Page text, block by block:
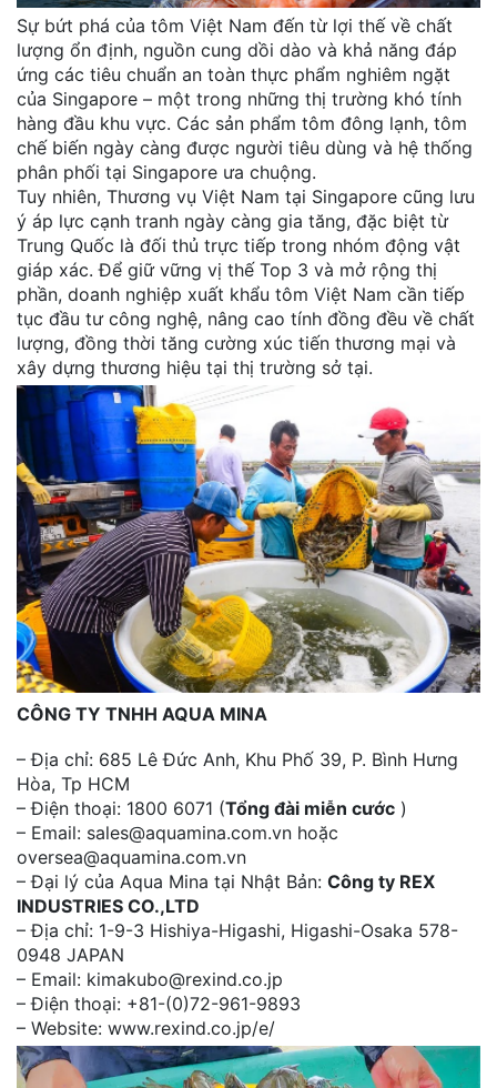
Sự bứt phá của tôm Việt Nam đến từ lợi thế về chất
lượng ổn định, nguồn cung dồi dào và khả năng đáp
ứng các tiêu chuẩn an toàn thực phẩm nghiêm ngặt
của Singapore – một trong những thị trường khó tính
hàng đầu khu vực. Các sản phẩm tôm đông lạnh, tôm
chế biến ngày càng được người tiêu dùng và hệ thống
phân phối tại Singapore ưa chuộng.
Tuy nhiên, Thương vụ Việt Nam tại Singapore cũng lưu
ý áp lực cạnh tranh ngày càng gia tăng, đặc biệt từ
Trung Quốc là đối thủ trực tiếp trong nhóm động vật
giáp xác. Để giữ vững vị thế Top 3 và mở rộng thị
phần, doanh nghiệp xuất khẩu tôm Việt Nam cần tiếp
tục đầu tư công nghệ, nâng cao tính đồng đều về chất
lượng, đồng thời tăng cường xúc tiến thương mại và
xây dựng thương hiệu tại thị trường sở tại.
CÔNG TY TNHH AQUA MINA
– Địa chỉ: 685 Lê Đức Anh, Khu Phố 39, P. Bình Hưng
Hòa, Tp HCM
– Điện thoại: 1800 6071 (Tổng đài miễn cước )
– Email: sales@aquamina.com.vn hoặc
oversea@aquamina.com.vn
– Đại lý của Aqua Mina tại Nhật Bản: Công ty REX
INDUSTRIES CO.,LTD
– Địa chỉ: 1-9-3 Hishiya-Higashi, Higashi-Osaka 578-
0948 JAPAN
– Email: kimakubo@rexind.co.jp
– Điện thoại: +81-(0)72-961-9893
– Website: www.rexind.co.jp/e/